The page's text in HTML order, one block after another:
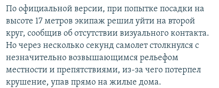
По официальной версии, при попытке посадки на
высоте 17 метров экипаж решил уйти на второй
круг, сообщив об отсутствии визуального контакта.
Но через несколько секунд самолет столкнулся с
незначительно возвышающимся рельефом
местности и препятствиями, из-за чего потерпел
крушение, упав прямо на жилые дома.